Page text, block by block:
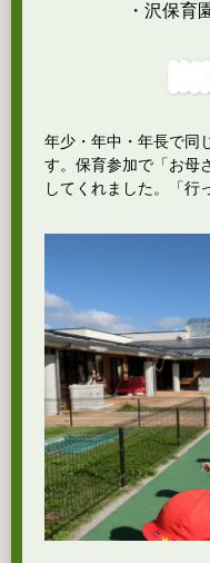
・沢保育
年少・年中・年長で同
す。保育参加で「お母
してくれました。「行